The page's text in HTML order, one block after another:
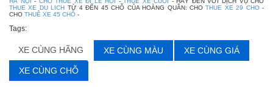
THUE XE DU LICH TỪ 4 ĐẾN 45 CHỖ CỦA HOÀNG QUÂN: CHOTHUE XE 29 CHO-
CHO THUÊ XE 45 CHỖ -
Tags:
XE CÙNG HÃNG XE CÙNG MÀU XE CÙNG GIÁ
XE CÙNG CHỖ